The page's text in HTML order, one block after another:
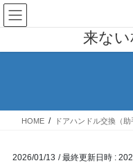
コ
ン
ン
ナ
ビ
ー
来な
HOME ドアハンドル交換（助
2026/01/13 / 最終更新日時 :